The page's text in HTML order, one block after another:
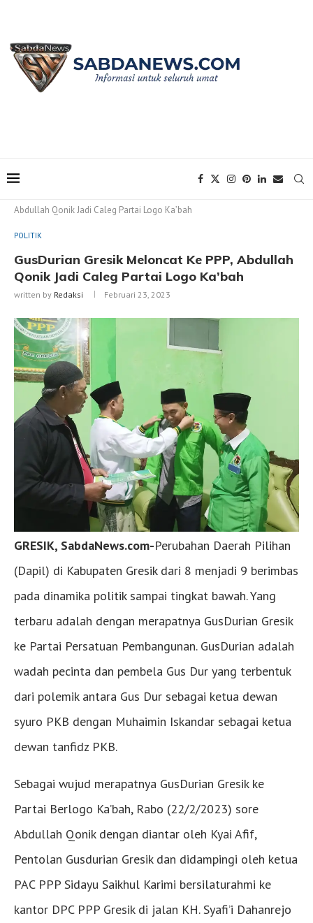
Abdullah Qonik Jadi Caleg Partai Logo Ka’bah
POLITIK
GusDurian Gresik Meloncat Ke PPP, Abdullah
Qonik Jadi Caleg Partai Logo Ka’bah
written by Redaksi Februari 23, 2023
GRESIK, SabdaNews.com-Perubahan Daerah Pilihan
(Dapil) di Kabupaten Gresik dari 8 menjadi 9 berimbas
pada dinamika politik sampai tingkat bawah. Yang
terbaru adalah dengan merapatnya GusDurian Gresik
ke Partai Persatuan Pembangunan. GusDurian adalah
wadah pecinta dan pembela Gus Dur yang terbentuk
dari polemik antara Gus Dur sebagai ketua dewan
syuro PKB dengan Muhaimin Iskandar sebagai ketua
dewan tanfidz PKB.
Sebagai wujud merapatnya GusDurian Gresik ke
Partai Berlogo Ka’bah, Rabo (22/2/2023) sore
Abdullah Qonik dengan diantar oleh Kyai Afif,
Pentolan Gusdurian Gresik dan didampingi oleh ketua
PAC PPP Sidayu Saikhul Karimi bersilaturahmi ke
kantor DPC PPP Gresik di jalan KH. Syafi’i Dahanrejo